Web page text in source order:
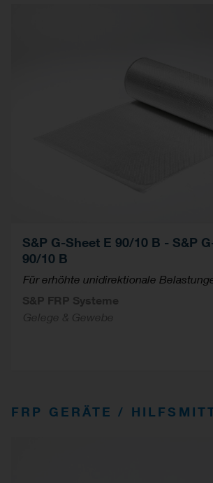
S&P G-Sheet E 90/10 B - S&P
90/10 B
Für erhöhte unidirektionale
S&P FRP Systeme
Gelege & Gewebe
FRP GERÄTE /